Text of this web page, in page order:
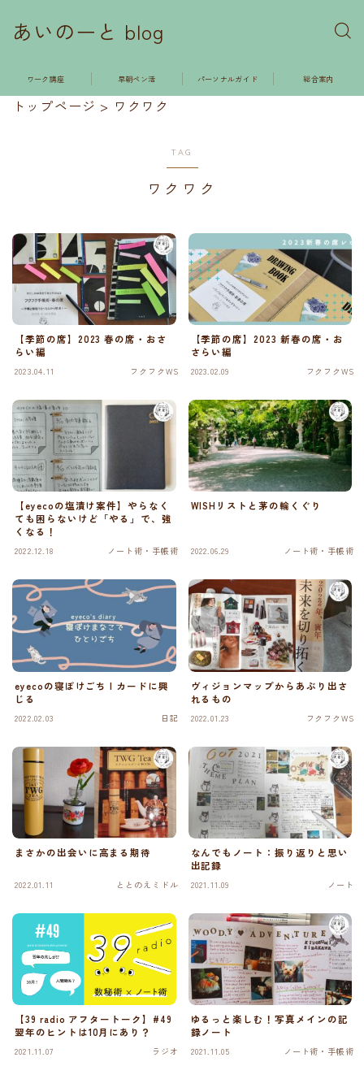
あいのーと blog
ワーク講座 早朝ペン活 パーソナルガイド 総合案内
トップページ > ワクワク
TAG
ワクワク
【季節の席】2023 春の席・おさ
らい編
2023.04.11 フクフクWS
【季節の席】2023 新春の席・お
さらい編
2023.02.09 フクフクWS
【eyecoの塩漬け案件】やらなく
ても困らないけど「やる」で、強
くなる！
2022.12.18 ノート術・手帳術
WISHリストと茅の輪くぐり
2022.06.29 ノート術・手帳術
eyecoの寝ぼけごち | カードに興
じる
2022.02.03 日記
ヴィジョンマップからあぶり出さ
れるもの
2022.01.23 フクフクWS
まさかの出会いに高まる期待
2022.01.11 ととのえミドル
なんでもノート：振り返りと思い
出記録
2021.11.09 ノート
【39 radio アフタートーク】#49
翌年のヒントは10月にあり？
2021.11.07 ラジオ
ゆるっと楽しむ！写真メインの記
録ノート
2021.11.05 ノート術・手帳術